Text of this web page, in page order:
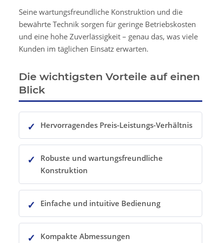
Seine wartungsfreundliche Konstruktion und die
bewährte Technik sorgen für geringe Betriebskosten
und eine hohe Zuverlässigkeit – genau das, was viele
Kunden im täglichen Einsatz erwarten.
Die wichtigsten Vorteile auf einen
Blick
Hervorragendes Preis-Leistungs-Verhältnis
Robuste und wartungsfreundliche
Konstruktion
Einfache und intuitive Bedienung
Kompakte Abmessungen